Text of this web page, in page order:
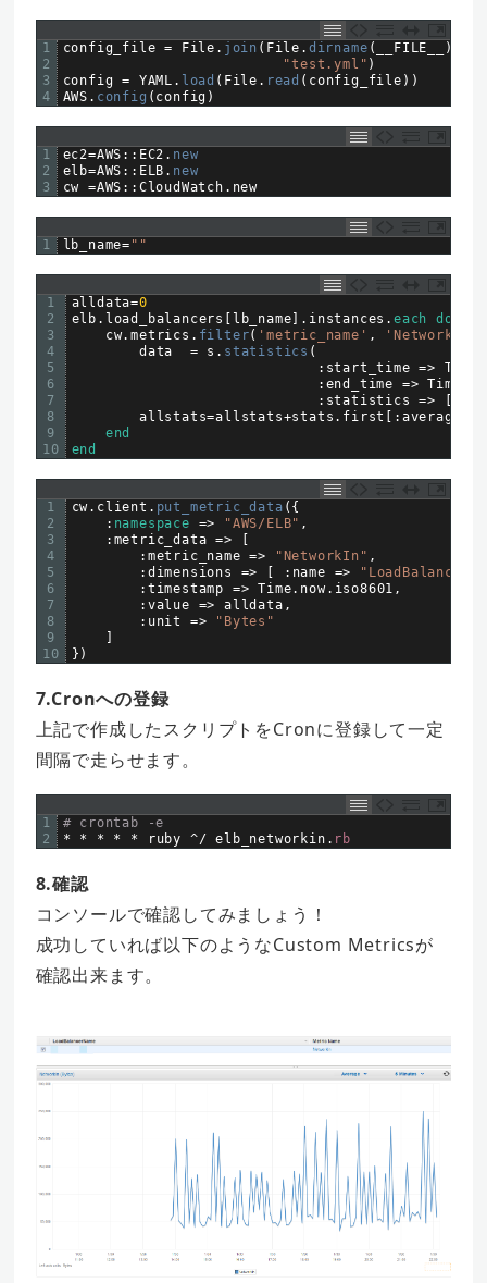
1
2
3
4
config_file = File . join ( File . dirname ( __FILE__ )
"test.yml" )
config = YAML . load ( File . read ( config_file ) )
AWS . config ( config )
1
2
3
ec2=AWS :: EC2 . new
elb=AWS :: ELB . new
cw
=AWS :: CloudWatch . new
1 lb_name= ""
1
2
3
4
5
6
7
8
9
10
alldata=0
elb . load_balancers lb_name . instances .each do
cw.metrics . filter( 'metric_name' , 'NetworkIn'
data
= s . statistics (
: start_time => Time
: end_time => Time
: statistics =>
allstats=allstats+stats . first : average
end
end
1
2
3
4
5
6
7
8
9
10
cw . client . put_metric_data ( {
: namespace => "AWS/ELB" ,
: metric_data =>
: metric_name => "NetworkIn" ,
: dimensions => : name =>
: timestamp => Time. now . iso8601 ,
: value => alldata ,
: unit =>
"Bytes"
} )
7.Cronへの登録
上記で作成したスクリプトをCronに登録して一定
間隔で走らせます。
1
2
# crontab -e
*
* * * * ruby ^/ elb_networkin . rb
8.確認
コンソールで確認してみましょう！
成功していれば以下のようなCustom Metricsが
確認出来ます。